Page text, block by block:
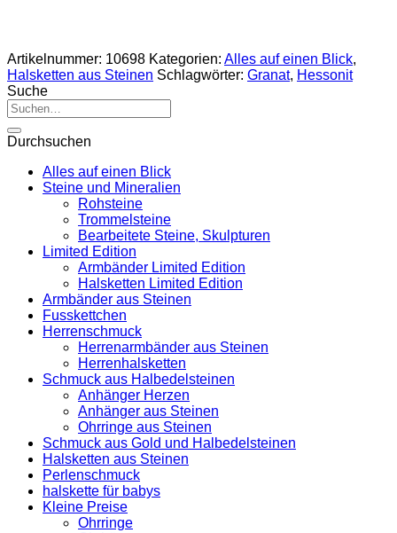
Artikelnummer: 10698 Kategorien: Alles auf einen Blick,
Halsketten aus Steinen Schlagwörter: Granat, Hessonit
Suche
Suche
nach:
Durchsuchen
Alles auf einen Blick
Steine und Mineralien
Rohsteine
Trommelsteine
Bearbeitete Steine, Skulpturen
Limited Edition
Armbänder Limited Edition
Halsketten Limited Edition
Armbänder aus Steinen
Fusskettchen
Herrenschmuck
Herrenarmbänder aus Steinen
Herrenhalsketten
Schmuck aus Halbedelsteinen
Anhänger Herzen
Anhänger aus Steinen
Ohrringe aus Steinen
Schmuck aus Gold und Halbedelsteinen
Halsketten aus Steinen
Perlenschmuck
halskette für babys
Kleine Preise
Ohrringe